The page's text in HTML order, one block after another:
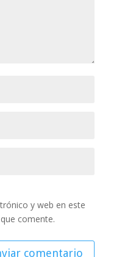
y web en este
comente.